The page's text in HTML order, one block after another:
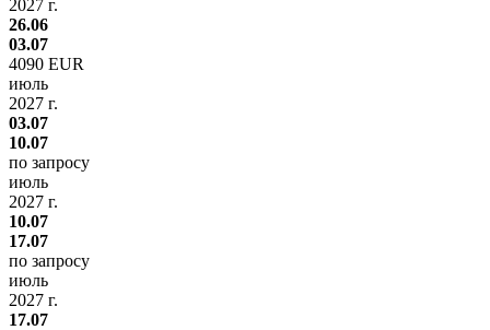
2027 г.
26.06
03.07
4090 EUR
июль
2027 г.
03.07
10.07
по запросу
июль
2027 г.
10.07
17.07
по запросу
июль
2027 г.
17.07